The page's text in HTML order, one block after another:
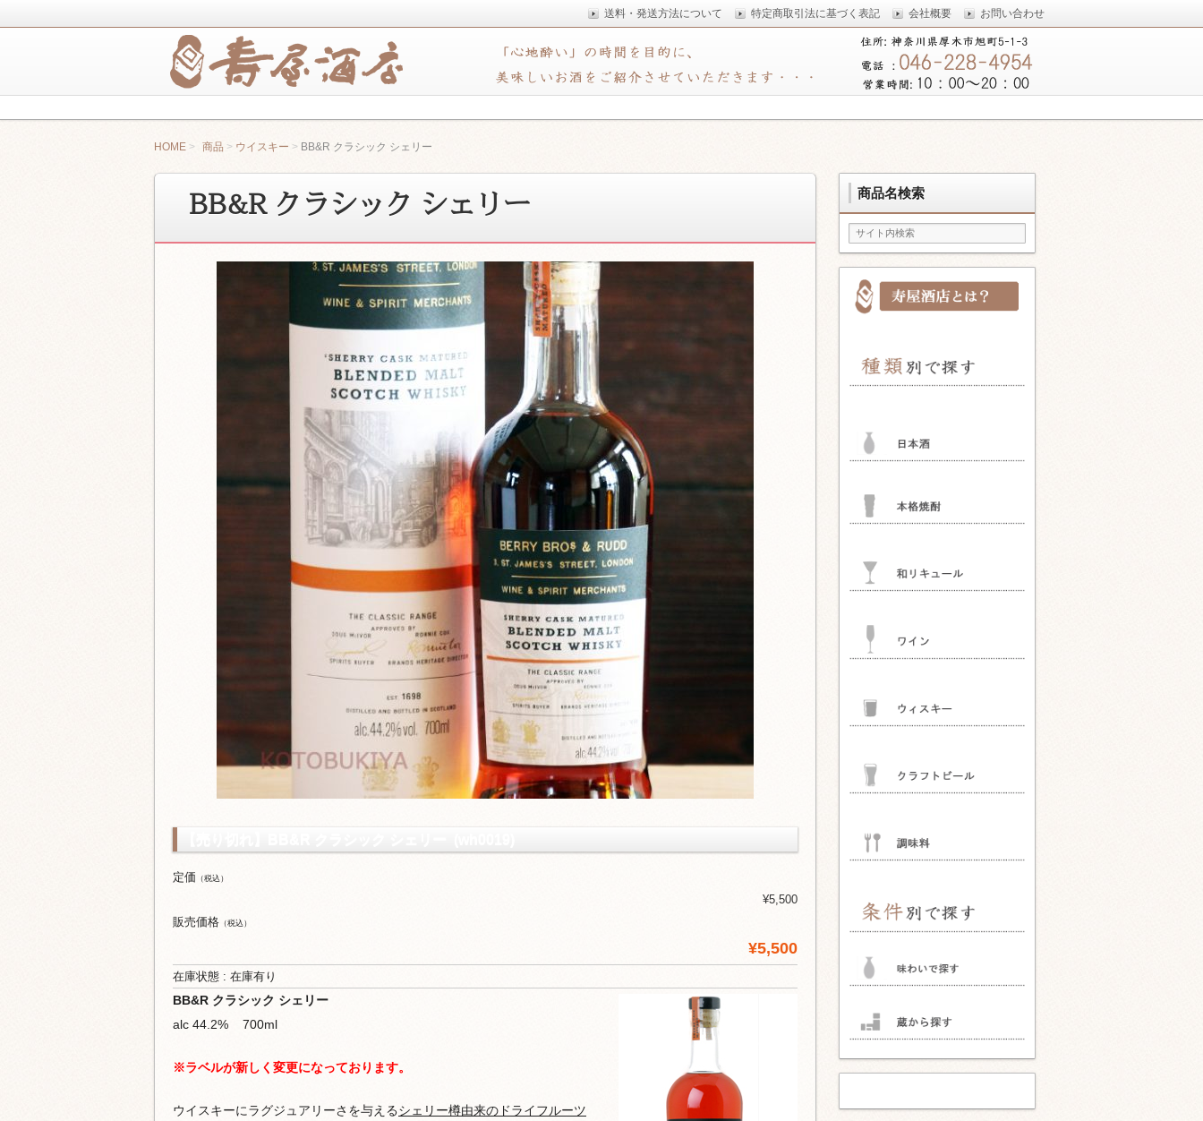
送料・発送方法について 特定商取引法に基づく表記 会社概要 お問い合わせ
純米酒の寿屋酒店 厚木
寿屋酒店は、健康で楽しい心地酔いの時間を創造することを目的に、 まっとうで美味しいお酒をご紹介していきます。
HOME 商品 ウイスキー BB&R クラシック シェリー
BB&R クラシック シェリー
定価 （税込）
¥5,500
販売価格 （税込）
¥5,500
在庫状態 : 在庫有り
BB&R クラシック シェリー
alc 44.2% 700ml
※ラベルが新しく変更になっております。
ウイスキーにラグジュアリーさを与えるシェリー樽由来のドライフルーツ
商品名検索